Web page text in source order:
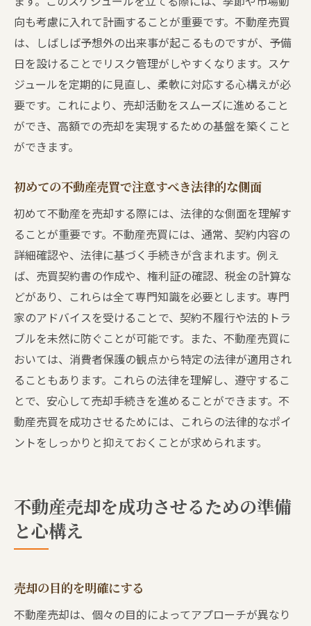
向も考慮に入れて計画することが重要です。不動産売買
は、しばしば予想外の出来事が起こるものですが、予備
日を設けることでリスク管理がしやすくなります。スケ
ジュールを定期的に見直し、柔軟に対応する心構えが必
要です。これにより、売却活動をスムーズに進めること
ができ、高額での売却を実現するための基盤を築くこと
ができます。
初めての不動産売買で注意すべき法律的な側面
初めて不動産を売却する際には、法律的な側面を理解す
ることが重要です。不動産売買には、通常、契約内容の
詳細確認や、法律に基づく手続きが含まれます。例え
ば、売買契約書の作成や、権利証の確認、税金の計算な
どがあり、これらは全て専門知識を必要とします。専門
家のアドバイスを受けることで、契約不履行や法的トラ
ブルを未然に防ぐことが可能です。また、不動産売買に
おいては、消費者保護の観点から特定の法律が適用され
ることもあります。これらの法律を理解し、遵守するこ
とで、安心して売却手続きを進めることができます。不
動産売買を成功させるためには、これらの法律的なポイ
ントをしっかりと抑えておくことが求められます。
不動産売却を成功させるための準備
と心構え
売却の目的を明確にする
不動産売却は、個々の目的によってアプローチが異なり